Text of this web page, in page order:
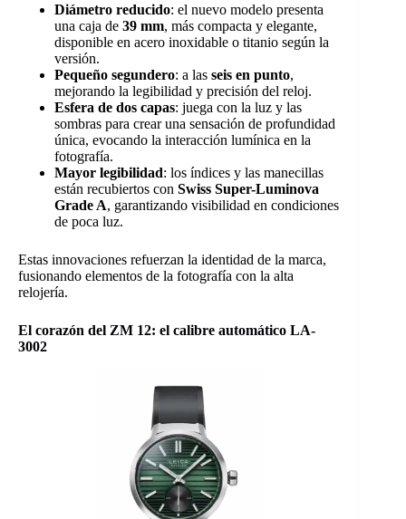
Diámetro reducido: el nuevo modelo presenta
una caja de 39 mm, más compacta y elegante,
disponible en acero inoxidable o titanio según la
versión.
Pequeño segundero: a las seis en punto,
mejorando la legibilidad y precisión del reloj.
Esfera de dos capas: juega con la luz y las
sombras para crear una sensación de profundidad
única, evocando la interacción lumínica en la
fotografía.
Mayor legibilidad: los índices y las manecillas
están recubiertos con Swiss Super-Luminova
Grade A, garantizando visibilidad en condiciones
de poca luz.
Estas innovaciones refuerzan la identidad de la marca,
fusionando elementos de la fotografía con la alta
relojería.
El corazón del ZM 12: el calibre automático LA-
3002